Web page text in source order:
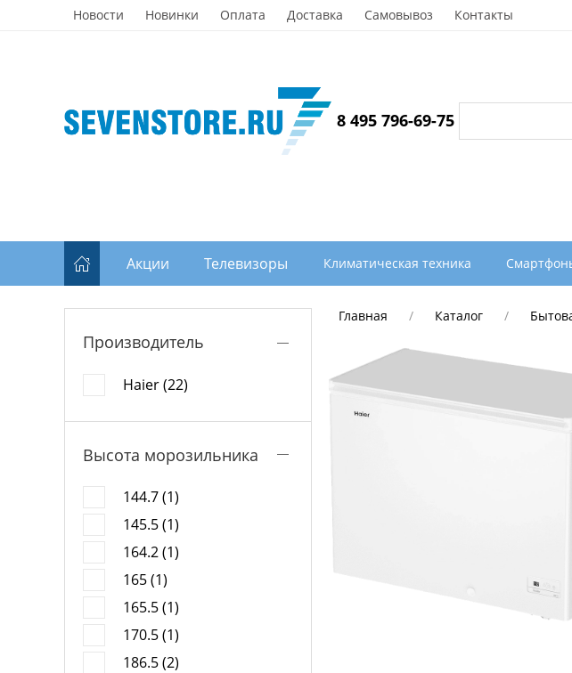
Новости Новинки Оплата Доставка Самовывоз Контакты
8 495 796-69-75
Акции Телевизоры Климатическая техника
Производитель
Haier (22)
Высота морозильника
144.7 (1)
145.5 (1)
164.2 (1)
165 (1)
165.5 (1)
170.5 (1)
186.5 (2)
Главная Каталог